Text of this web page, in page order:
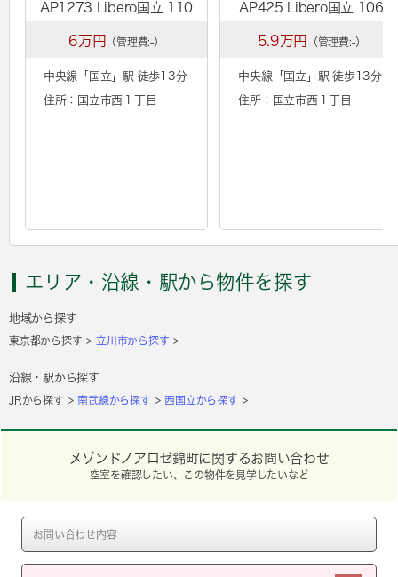
AP1273 Libero国立 110
6万円 （管理費:-）
中央線「 国立 」駅 徒歩13分
住所：国立市西１丁目
AP425 Libero国立 106
5.9万円 （管理費:-）
中央線「 国立 」駅 徒歩13分
住所：国立市西１丁目
エリア・沿線・駅から物件を探す
地域から探す
東京都から探す 立川市から探す
沿線・駅から探す
JRから探す 南武線から探す 西国立から探す
メゾンドノアロゼ錦町に関するお問い合わせ
空室を確認したい、この物件を見学したいなど